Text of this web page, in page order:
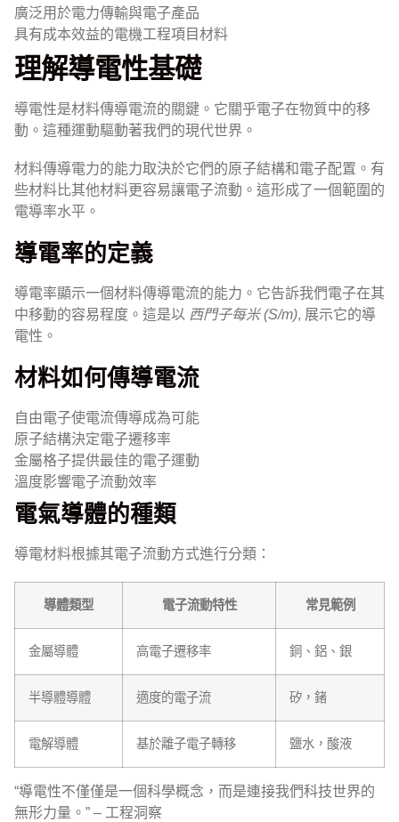
廣泛用於電力傳輸與電子產品
具有成本效益的電機工程項目材料
理解導電性基礎
導電性是材料傳導電流的關鍵。它關乎電子在物質中的移
動。這種運動驅動著我們的現代世界。
材料傳導電力的能力取決於它們的原子結構和電子配置。有
些材料比其他材料更容易讓電子流動。這形成了一個範圍的
電導率水平。
導電率的定義
導電率顯示一個材料傳導電流的能力。它告訴我們電子在其
中移動的容易程度。這是以 西門子每米 (S/m), 展示它的導
電性。
材料如何傳導電流
自由電子使電流傳導成為可能
原子結構決定電子遷移率
金屬格子提供最佳的電子運動
溫度影響電子流動效率
電氣導體的種類
導電材料根據其電子流動方式進行分類：
導體類型 電子流動特性 常見範例
金屬導體 高電子遷移率 銅、鋁、銀
半導體導體 適度的電子流 矽，鍺
電解導體 基於離子電子轉移 鹽水，酸液
“導電性不僅僅是一個科學概念，而是連接我們科技世界的
無形力量。” – 工程洞察